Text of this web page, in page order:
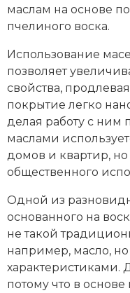
маслам на основе
пчелиного воска.
Использование
позволяет
свойства,
покрытие легко
делая работу с ним
маслами
домов и квартир,
общественного
Одной из
основанного на
не такой
например, масло,
характеристиками.
потому что в